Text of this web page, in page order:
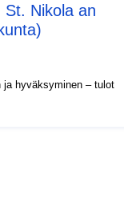
St. Nikola an
ja hyväksyminen – tulot